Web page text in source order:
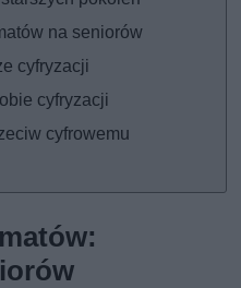
na seniorów
cyfryzacji
cyfryzacji
cyfrowemu